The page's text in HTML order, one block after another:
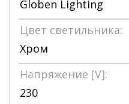
Globen Lighting
Цвет светильника:
Хром
Напряжение [V]:
230